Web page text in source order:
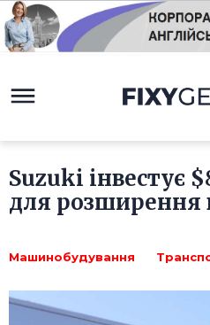
Suzuki інвестує
для розширення
Машинобудування